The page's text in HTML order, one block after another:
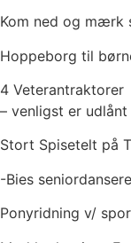
Kom ned og mærk
Hoppeborg til
4 Veterantraktorer
– venligst er
Stort Spisetelt på
-Bies
Ponyridning v/